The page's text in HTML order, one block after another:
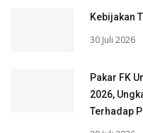
Kebijakan
30 Juli 2026
Pakar FK
2026,
Terhadap